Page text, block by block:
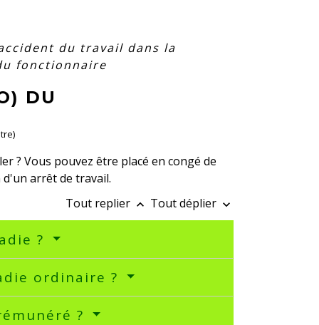
du travail dans la
fonctionnaire
DU
? Vous pouvez être placé en congé de
arrêt de travail.
Tout replier keyboard_arrow_up Tout déplier keyboard_arrow_down
?
ordinaire ?
?